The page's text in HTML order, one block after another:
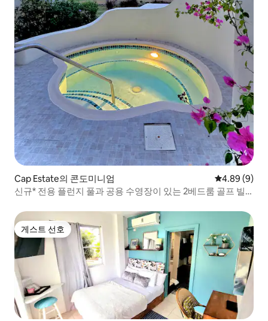
Cap Estate의 콘도미니엄 평점 4.89점
4.89 (9)
신규* 전용 플런지 풀과 공용 수영장이 있는 2베드룸 골프 빌
게스트 선호
게스트 선호